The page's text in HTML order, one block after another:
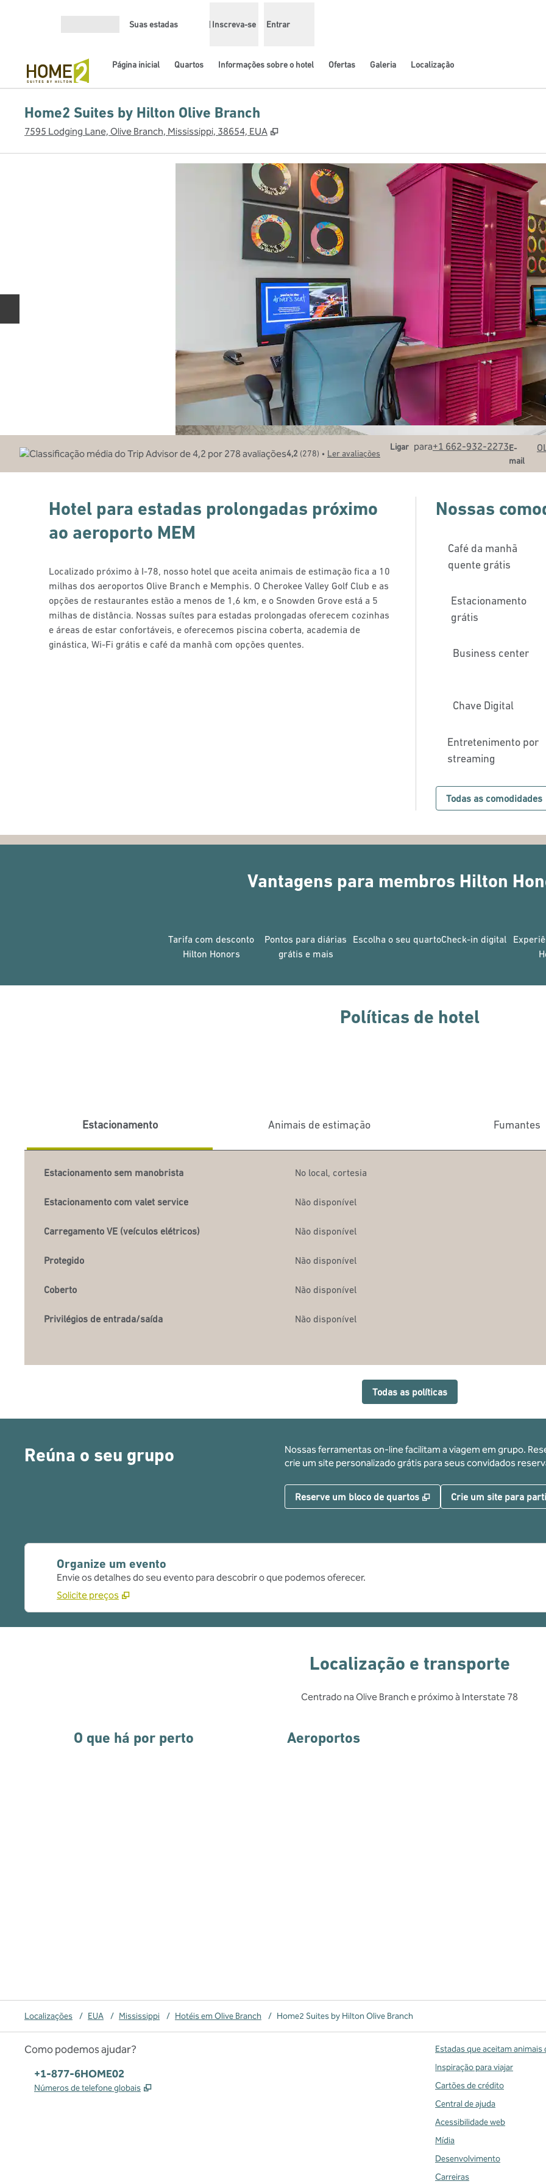
Suas estadas Inscreva-se Entrar
Página inicial Quartos Informações sobre o hotel Ofertas Galeria Localização
Home2 Suites by Hilton Olive Branch
7595 Lodging Lane, Olive Branch, Mississippi, 38654, EUA ,
4,2 (278) • Ler avaliações
Ligar
Ligue para+1 662-932-2273E-
mail
Email
Hotel para estadas prolongadas próximo
ao aeroporto MEM
Localizado próximo à I-78, nosso hotel que aceita animais de estimação fica a 10
milhas dos aeroportos Olive Branch e Memphis. O Cherokee Valley Golf Club e as
opções de restaurantes estão a menos de 1,6 km, e o Snowden Grove está a 5
milhas de distância. Nossas suítes para estadas prolongadas oferecem cozinhas
e áreas de estar confortáveis, e oferecemos piscina coberta, academia de
ginástica, Wi-Fi grátis e café da manhã com opções quentes.
Nossas
Café da manhã
quente grátis
Estacionamento
grátis
Business center
Chave Digital
Entretenimento por
streaming
Todas as comodidades
Vantagens para membros Hilton
Tarifa com desconto
Hilton Honors
Pontos para diárias
grátis e mais
Escolha o seu quartoCheck-in digital
Políticas de hotel
Estacionamento Animais de estimação Fumantes
Estacionamento sem manobrista No local, cortesia
Estacionamento com valet service Não disponível
Carregamento VE (veículos elétricos) Não disponível
Protegido Não disponível
Coberto Não disponível
Privilégios de entrada/saída Não disponível
Todas as políticas
Reúna o seu grupo
Nossas ferramentas on-line facilitam a viagem em grupo.
crie um site personalizado grátis para seus convidados
Reserve um bloco de quartos , Abre nova guia
Crie um site para
Organize um evento
Envie os detalhes do seu evento para descobrir o que podemos oferecer.
Solicite preços
Localização e transporte
Centrado na Olive Branch e próximo à Interstate 78
O que há por perto Aeroportos
Localizações / EUA / Mississippi / Hotéis em Olive Branch / Home2 Suites by Hilton Olive Branch
Como podemos ajudar?
Telefone:
+1-877-6HOME02
Números de telefone globais ,
Estadas que aceitam animais
Inspiração para viajar
Cartões de crédito
Central de ajuda
Acessibilidade web
Mídia
Desenvolvimento
Carreiras